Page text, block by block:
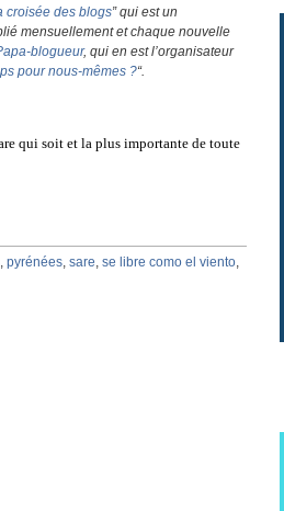
croisée des blogs” qui est un
mensuellement et chaque nouvelle
blogueur, qui en est l’organisateur
pour nous-mêmes ?“.
qui soit et la plus importante de toute
, pyrénées, sare, se libre como el viento,